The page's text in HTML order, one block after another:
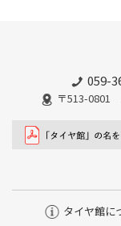
059-
〒513-0801
タイヤ館に